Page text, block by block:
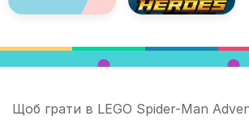
Щоб грати в LEGO Spider-Man